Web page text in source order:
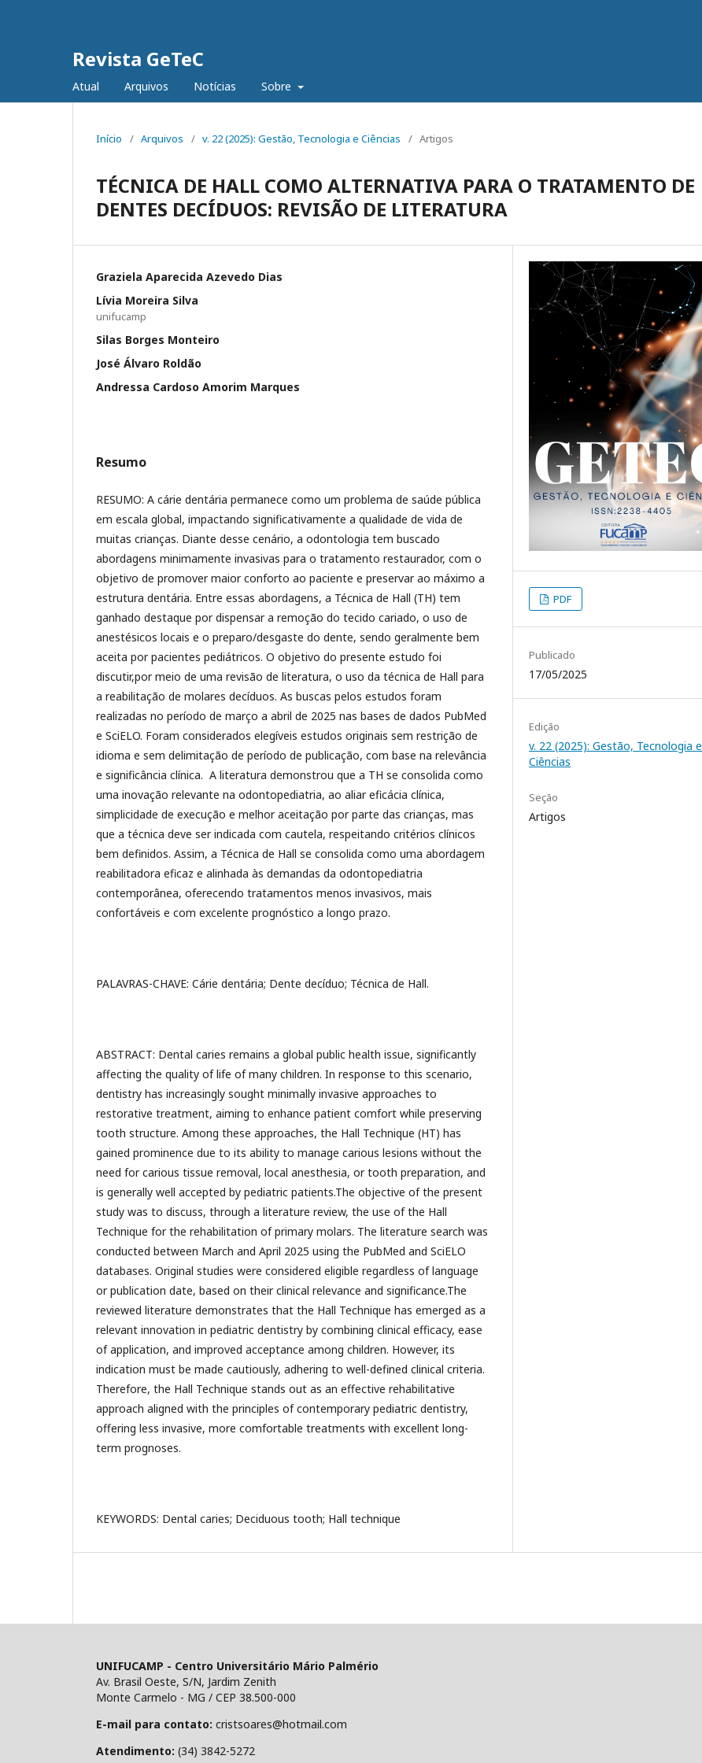
Revista GeTeC
Atual Arquivos Notícias Sobre
Início / Arquivos / v. 22 (2025): Gestão, Tecnologia e Ciências / Artigos
TÉCNICA DE HALL COMO ALTERNATIVA PARA O TRATAMENTO DE
DENTES DECÍDUOS: REVISÃO DE LITERATURA
Graziela Aparecida Azevedo Dias
Lívia Moreira Silva
unifucamp
Silas Borges Monteiro
José Álvaro Roldão
Andressa Cardoso Amorim Marques
Resumo
RESUMO: A cárie dentária permanece como um problema de saúde pública
em escala global, impactando significativamente a qualidade de vida de
muitas crianças. Diante desse cenário, a odontologia tem buscado
abordagens minimamente invasivas para o tratamento restaurador, com o
objetivo de promover maior conforto ao paciente e preservar ao máximo a
estrutura dentária. Entre essas abordagens, a Técnica de Hall (TH) tem
ganhado destaque por dispensar a remoção do tecido cariado, o uso de
anestésicos locais e o preparo/desgaste do dente, sendo geralmente bem
aceita por pacientes pediátricos. O objetivo do presente estudo foi
discutir,por meio de uma revisão de literatura, o uso da técnica de Hall para
a reabilitação de molares decíduos. As buscas pelos estudos foram
realizadas no período de março a abril de 2025 nas bases de dados PubMed
e SciELO. Foram considerados elegíveis estudos originais sem restrição de
idioma e sem delimitação de período de publicação, com base na relevância
e significância clínica. A literatura demonstrou que a TH se consolida como
uma inovação relevante na odontopediatria, ao aliar eficácia clínica,
simplicidade de execução e melhor aceitação por parte das crianças, mas
que a técnica deve ser indicada com cautela, respeitando critérios clínicos
bem definidos. Assim, a Técnica de Hall se consolida como uma abordagem
reabilitadora eficaz e alinhada às demandas da odontopediatria
contemporânea, oferecendo tratamentos menos invasivos, mais
confortáveis e com excelente prognóstico a longo prazo.
PALAVRAS-CHAVE: Cárie dentária; Dente decíduo; Técnica de Hall.
ABSTRACT: Dental caries remains a global public health issue, significantly
affecting the quality of life of many children. In response to this scenario,
dentistry has increasingly sought minimally invasive approaches to
restorative treatment, aiming to enhance patient comfort while preserving
tooth structure. Among these approaches, the Hall Technique (HT) has
gained prominence due to its ability to manage carious lesions without the
need for carious tissue removal, local anesthesia, or tooth preparation, and
is generally well accepted by pediatric patients.The objective of the present
study was to discuss, through a literature review, the use of the Hall
Technique for the rehabilitation of primary molars. The literature search was
conducted between March and April 2025 using the PubMed and SciELO
databases. Original studies were considered eligible regardless of language
or publication date, based on their clinical relevance and significance.The
reviewed literature demonstrates that the Hall Technique has emerged as a
relevant innovation in pediatric dentistry by combining clinical efficacy, ease
of application, and improved acceptance among children. However, its
indication must be made cautiously, adhering to well-defined clinical criteria.
Therefore, the Hall Technique stands out as an effective rehabilitative
approach aligned with the principles of contemporary pediatric dentistry,
offering less invasive, more comfortable treatments with excellent long-
term prognoses.
KEYWORDS: Dental caries; Deciduous tooth; Hall technique
PDF
Publicado
17/05/2025
Edição
v. 22 (2025): Gestão, Tecnologia e
Ciências
Seção
Artigos
UNIFUCAMP - Centro Universitário Mário Palmério
Av. Brasil Oeste, S/N, Jardim Zenith
Monte Carmelo - MG / CEP 38.500-000
E-mail para contato: cristsoares@hotmail.com
Atendimento: (34) 3842-5272